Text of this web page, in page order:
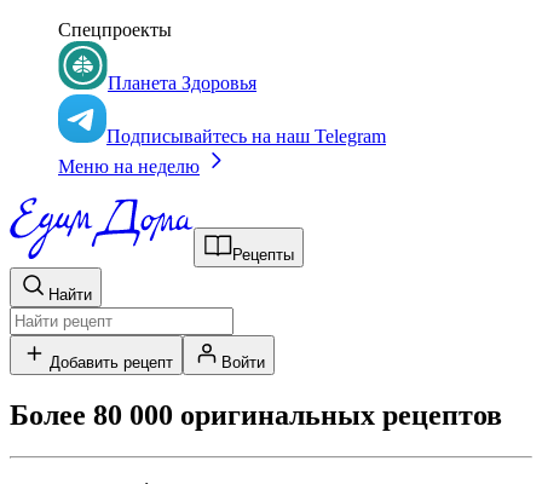
Спецпроекты
Планета Здоровья
Подписывайтесь на наш Telegram
Меню на неделю
Рецепты
Найти
Добавить рецепт Войти
Более 80 000 оригинальных рецептов